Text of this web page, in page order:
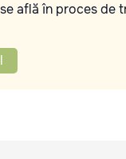
află în proces de